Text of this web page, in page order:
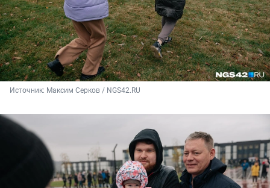
Источник: Максим Серков / NGS42.RU